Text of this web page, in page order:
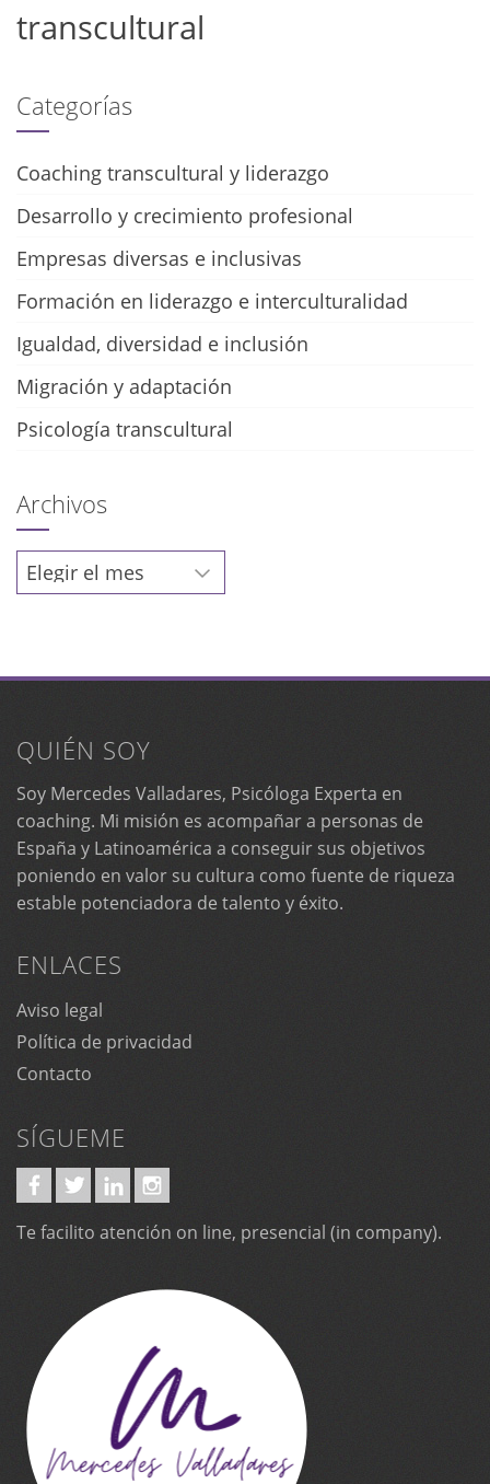
transcultural
Categorías
Coaching transcultural y liderazgo
Desarrollo y crecimiento profesional
Empresas diversas e inclusivas
Formación en liderazgo e interculturalidad
Igualdad, diversidad e inclusión
Migración y adaptación
Psicología transcultural
Archivos
Archivos
QUIÉN SOY
Soy Mercedes Valladares, Psicóloga Experta en
coaching. Mi misión es acompañar a personas de
España y Latinoamérica a conseguir sus objetivos
poniendo en valor su cultura como fuente de riqueza
estable potenciadora de talento y éxito.
ENLACES
Aviso legal
Política de privacidad
Contacto
SÍGUEME
Te facilito atención on line, presencial (in company).